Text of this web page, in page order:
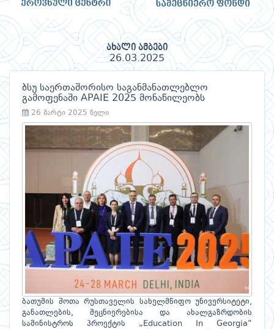
ახალი ამბები
26.03.2025
ბსუ საერთაშორისო საგანმანათლებლო
გამოფენაში APAIE 2025 მონაწილეობს
26 მარტი 2025 წელი
ბათუმის შოთა რუსთაველის სახელმწიფო უნივერსიტეტი,
განათლების, მეცნიერებისა და ახალგაზრდობის
სამინისტროს პროექტის „Education In Georgia“